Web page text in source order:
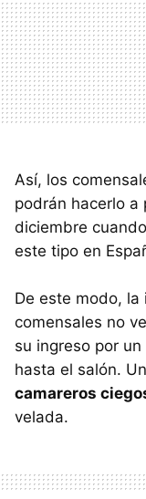
Así, los
podrán hacerlo a
diciembre
este tipo en
De este modo,
comensales no
su ingreso por
hasta el salón.
camareros
velada.